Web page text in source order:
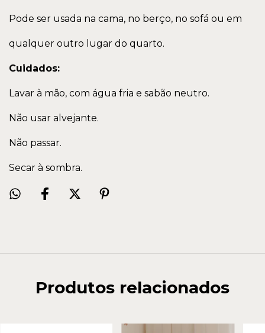
Pode ser usada na cama, no berço, no sofá ou em
qualquer outro lugar do quarto.
Cuidados:
Lavar à mão, com água fria e sabão neutro.
Não usar alvejante.
Não passar.
Secar à sombra.
Produtos relacionados